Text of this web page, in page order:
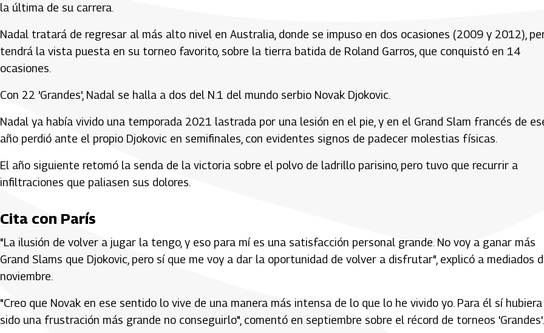
la última de su carrera.
Nadal tratará de regresar al más alto nivel en Australia, donde se impuso en dos ocasiones (2009 y 2012),
tendrá la vista puesta en su torneo favorito, sobre la tierra batida de Roland Garros, que conquistó en 14
ocasiones.
Con 22 'Grandes', Nadal se halla a dos del N.1 del mundo serbio Novak Djokovic.
Nadal ya había vivido una temporada 2021 lastrada por una lesión en el pie, y en el Grand Slam francés de
año perdió ante el propio Djokovic en semifinales, con evidentes signos de padecer molestias físicas.
El año siguiente retomó la senda de la victoria sobre el polvo de ladrillo parisino, pero tuvo que recurrir a
infiltraciones que paliasen sus dolores.
Cita con París
"La ilusión de volver a jugar la tengo, y eso para mí es una satisfacción personal grande. No voy a ganar más
Grand Slams que Djokovic, pero sí que me voy a dar la oportunidad de volver a disfrutar", explicó a mediados
noviembre.
"Creo que Novak en ese sentido lo vive de una manera más intensa de lo que lo he vivido yo. Para él sí hubiera
sido una frustración más grande no conseguirlo", comentó en septiembre sobre el récord de torneos 'Grandes'.